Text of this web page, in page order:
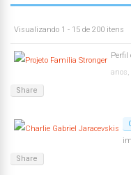
Visualizando 1 - 15 de 200 itens
Perfil
Share
Share